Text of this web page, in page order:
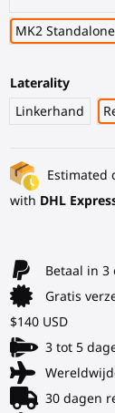
MK2
Laterality
Linkerhand
Estimated
with DHL
Betaal in
Gratis
$140 USD
3 tot 5
30 dagen